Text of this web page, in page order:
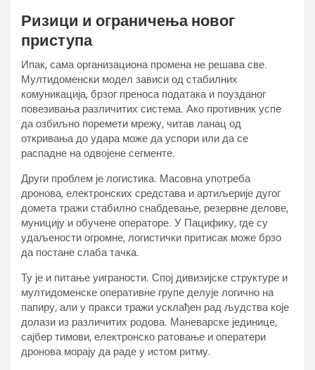
Ризици и ограничења новог
приступа
Ипак, сама организациона промена не решава све.
Мултидоменски модел зависи од стабилних
комуникација, брзог преноса података и поузданог
повезивања различитих система. Ако противник успе
да озбиљно поремети мрежу, читав ланац од
откривања до удара може да успори или да се
распадне на одвојене сегменте.
Други проблем је логистика. Масовна употреба
дронова, електронских средстава и артиљерије дугог
домета тражи стабилно снабдевање, резервне делове,
муницију и обучене операторе. У Пацифику, где су
удаљености огромне, логистички притисак може брзо
да постане слаба тачка.
Ту је и питање уиграности. Спој дивизијске структуре и
мултидоменске оперативне групе делује логично на
папиру, али у пракси тражи усклађен рад људства које
долази из различитих родова. Маневарске јединице,
сајбер тимови, електронско ратовање и оператери
дронова морају да раде у истом ритму.